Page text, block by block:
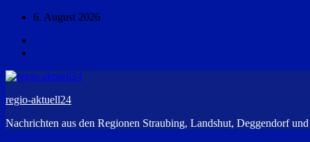
Zum
springen
6. August 2026
regio-aktuell24
Nachrichten aus den Regionen Straubing, Landshut, Deggendorf